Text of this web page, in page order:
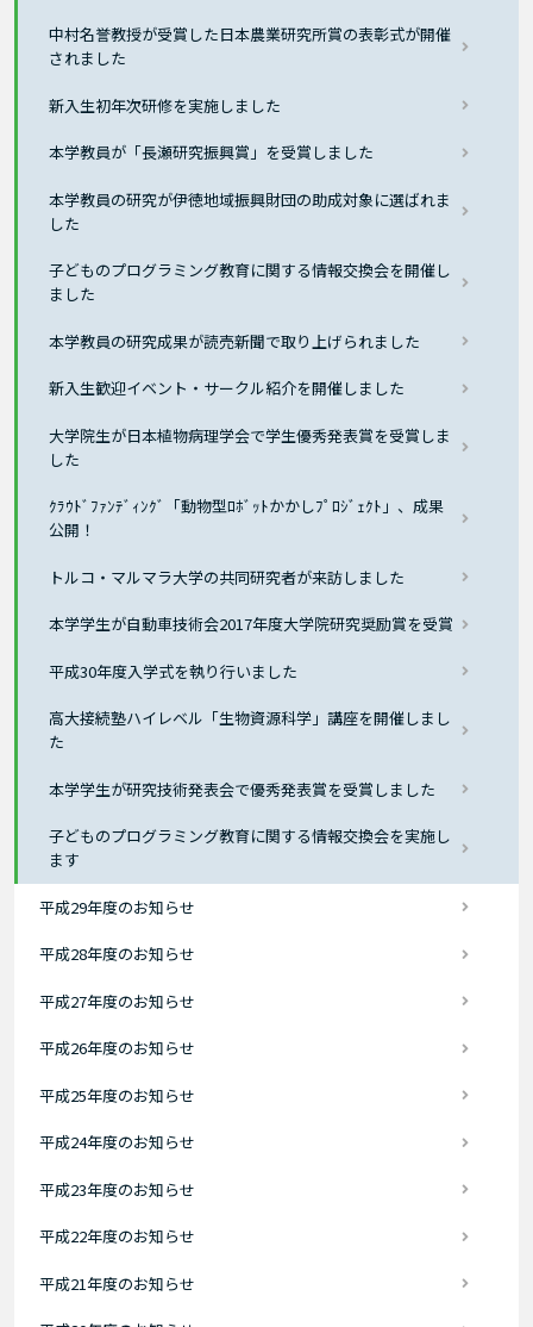
中村名誉教授が受賞した日本農業研究所賞の表彰式が開催
されました
新入生初年次研修を実施しました
本学教員が「長瀬研究振興賞」を受賞しました
本学教員の研究が伊徳地域振興財団の助成対象に選ばれま
した
子どものプログラミング教育に関する情報交換会を開催し
ました
本学教員の研究成果が読売新聞で取り上げられました
新入生歓迎イベント・サークル紹介を開催しました
大学院生が日本植物病理学会で学生優秀発表賞を受賞しま
した
ｸﾗｳﾄﾞﾌｧﾝﾃﾞｨﾝｸﾞ「動物型ﾛﾎﾞｯﾄかかしﾌﾟﾛｼﾞｪｸﾄ」、成果
公開！
トルコ・マルマラ大学の共同研究者が来訪しました
本学学生が自動車技術会2017年度大学院研究奨励賞を受賞
平成30年度入学式を執り行いました
高大接続塾ハイレベル「生物資源科学」講座を開催しまし
た
本学学生が研究技術発表会で優秀発表賞を受賞しました
子どものプログラミング教育に関する情報交換会を実施し
ます
平成29年度のお知らせ
平成28年度のお知らせ
平成27年度のお知らせ
平成26年度のお知らせ
平成25年度のお知らせ
平成24年度のお知らせ
平成23年度のお知らせ
平成22年度のお知らせ
平成21年度のお知らせ